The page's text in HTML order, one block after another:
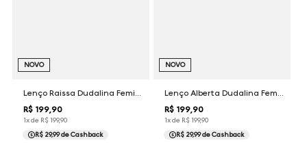
Lenço Raissa Dudalina Feminina
R$ 199,90
1x de R$ 199,90
NOVO
R$ 29,99de Cashback
Lenço Alberta Dudalina Feminina
R$ 199,90
1x de R$ 199,90
NOVO
R$ 29,99de Cashback